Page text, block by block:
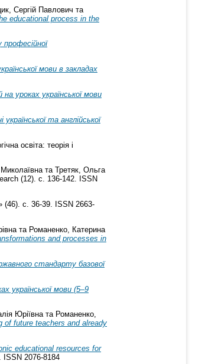
Сергій Павлович та
educational process in the
професійної
мови в закладах
уроках української мови
та англійської
освіта: теорія і
та Третяк, Ольга
(12). с. 136-142. ISSN
(46). с. 36-39. ISSN 2663-
та Романенко, Катерина
and processes in
стандарту базової
української мови (5–9
Юріївната Романенко,
of future teachers and already
educational resources for
ISSN 2076-8184